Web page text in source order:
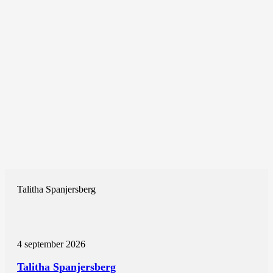
Talitha Spanjersberg
4 september 2026
Talitha Spanjersberg